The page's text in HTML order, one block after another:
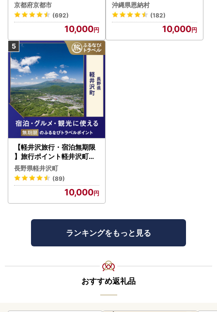
びトラベルポイント
京都府京都市
(692)
10,000
びトラベルポイント
沖縄県恩納村
(182)
10,000
【軽井沢旅行・宿泊無期限
】旅行ポイント軽井沢町ふ
るなびトラベルポイント
長野県軽井沢町
(89)
10,000
ランキングをもっと見る
おすすめ返礼品